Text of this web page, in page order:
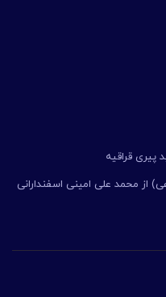
پیری قراقیه
از محمد علی امینی اسفندارانی